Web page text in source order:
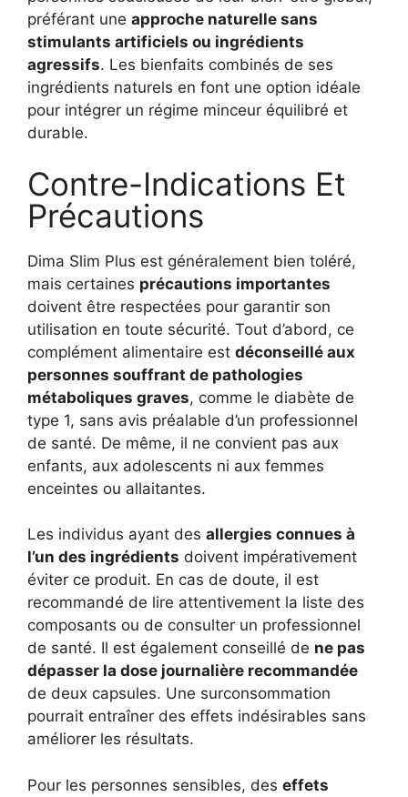
préférant une approche naturelle sans
stimulants artificiels ou ingrédients
agressifs. Les bienfaits combinés de ses
ingrédients naturels en font une option idéale
pour intégrer un régime minceur équilibré et
durable.
Contre-Indications Et
Précautions
Dima Slim Plus est généralement bien toléré,
mais certaines précautions importantes
doivent être respectées pour garantir son
utilisation en toute sécurité. Tout d’abord, ce
complément alimentaire est déconseillé aux
personnes souffrant de pathologies
métaboliques graves, comme le diabète de
type 1, sans avis préalable d’un professionnel
de santé. De même, il ne convient pas aux
enfants, aux adolescents ni aux femmes
enceintes ou allaitantes.
Les individus ayant des allergies connues à
l’un des ingrédients doivent impérativement
éviter ce produit. En cas de doute, il est
recommandé de lire attentivement la liste des
composants ou de consulter un professionnel
de santé. Il est également conseillé de ne pas
dépasser la dose journalière recommandée
de deux capsules. Une surconsommation
pourrait entraîner des effets indésirables sans
améliorer les résultats.
Pour les personnes sensibles, des effets